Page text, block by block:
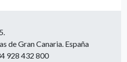
de Gran Canaria. España
928 432 800